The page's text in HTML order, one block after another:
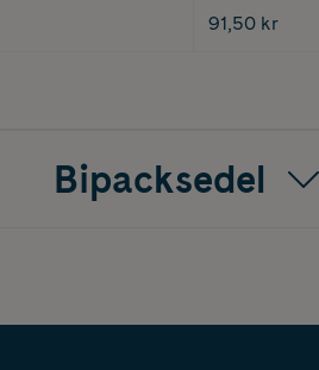
91,50 kr
Bipacksedel